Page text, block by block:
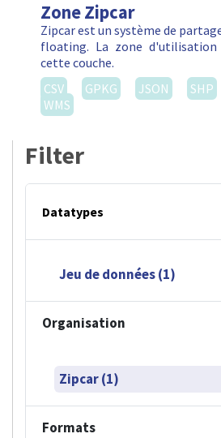
Zone Zipcar
Zipcar est un système de
floating. La zone
cette couche.
CSV
GPKG JSON SHP
WMS
Filter
Datatypes
Jeu de données (1)
Organisation
Zipcar (1)
Formats